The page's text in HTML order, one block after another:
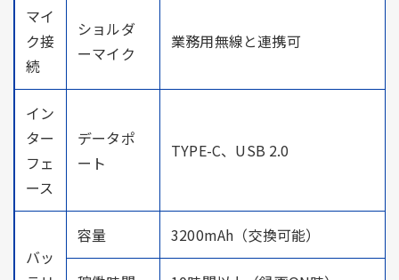
マイ
ク接
続
ショルダ
ーマイク
業務用無線と連携可
イン
ター
フェ
ース
データポ
ート
TYPE-C、USB 2.0
バッ
容量 3200mAh（交換可能）